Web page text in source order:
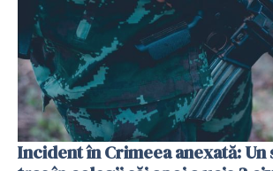
Incident în Crimeea anexată: Un